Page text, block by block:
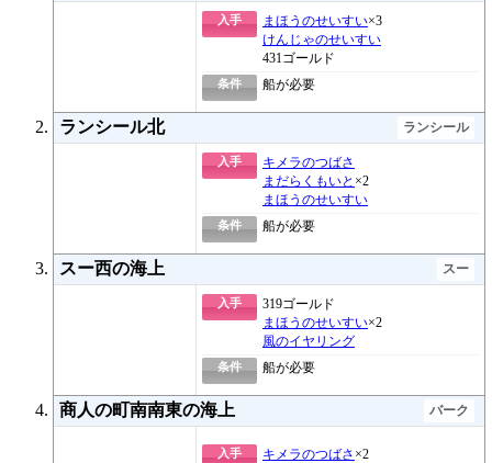
入手 まほうのせいすい×3
けんじゃのせいすい
431ゴールド
条件 船が必要
ランシール北 ランシール
入手
キメラのつばさ
まだらくもいと ×2
まほうのせいすい
条件 船が必要
スー西の海上 スー
入手
319ゴールド
まほうのせいすい×2
風のイヤリング
条件 船が必要
商人の町南南東の海上 バーク
入手 キメラのつばさ ×2